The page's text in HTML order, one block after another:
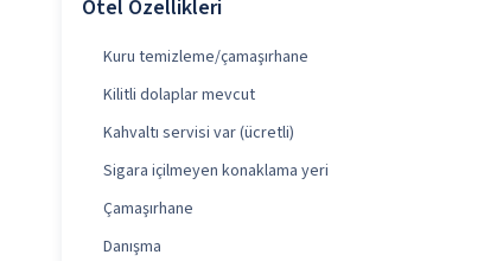
Otel Özellikleri
Kuru temizleme/çamaşırhane
Kilitli dolaplar mevcut
Kahvaltı servisi var (ücretli)
Sigara içilmeyen konaklama yeri
Çamaşırhane
Danışma